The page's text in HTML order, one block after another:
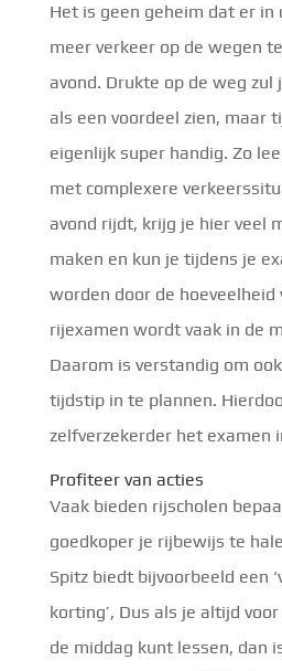
Het is geen geheim dat er in
meer verkeer op de wegen
avond. Drukte op de weg
als een voordeel zien, maar
eigenlijk super handig. Zo
met complexere
avond rijdt, krijg je hier veel
maken en kun je tijdens je
worden door de hoeveelheid
rijexamen wordt vaak in de
Daarom is verstandig om
tijdstip in te plannen.
zelfverzekerder het examen
Profiteer van acties
Vaak bieden rijscholen
goedkoper je rijbewijs te
Spitz biedt bijvoorbeeld een
korting’, Dus als je altijd
de middag kunt lessen, dan